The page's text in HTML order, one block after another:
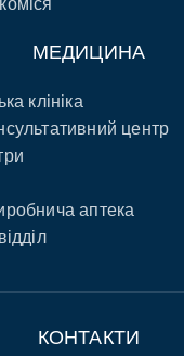
МЕДИЦИНА
клініка
центр
аптека
КОНТАКТИ